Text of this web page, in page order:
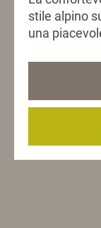
stile alpino
una